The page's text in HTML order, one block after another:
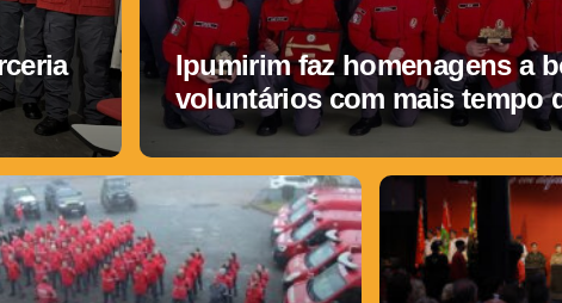
Ipumirim faz homenagens a
voluntários com mais tempo